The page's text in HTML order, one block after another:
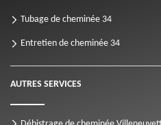
Tubage de cheminée 34
Entretien de cheminée 34
AUTRES SERVICES